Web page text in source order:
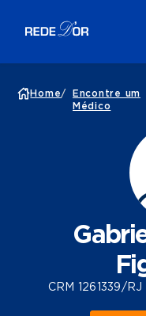
Home/
Encontre um
Médico
CRM 1261339/